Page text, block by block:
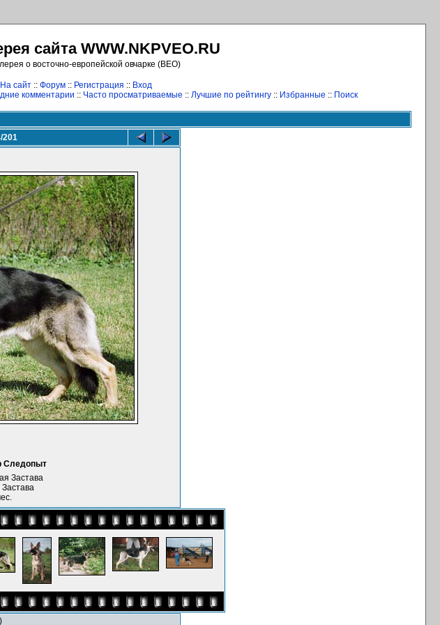
сайта WWW.NKPVEO.RU
о восточно-европейской овчарке (ВЕО)
На сайт :: Форум :: Регистрация :: Вход
комментарии :: Часто просматриваемые :: Лучшие по рейтингу :: Избранные :: Поиск
Следопыт
Застава